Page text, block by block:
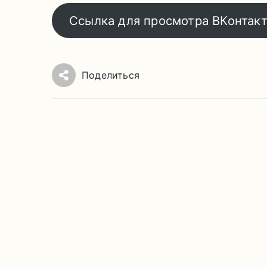
Ссылка для просмотра
Поделиться